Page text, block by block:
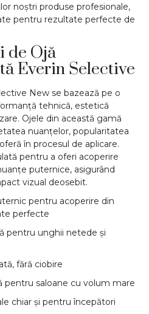
noștri produse profesionale,
pentru rezultate perfecte de
de Ojă
Everin Selective
New se bazează pe o
tehnică, estetică
Ojele din această gamă
nuanțelor, popularitatea
în procesul de aplicare.
pentru a oferi acoperire
puternice, asigurând
vizual deosebit.
pentru acoperire din
perfecte
pentru unghii netede și
fără ciobire
pentru saloane cu volum mare
chiar și pentru începători